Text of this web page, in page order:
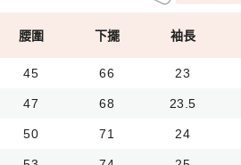
腰圍 下擺 袖長
45 66 23
47 68 23.5
50 71 24